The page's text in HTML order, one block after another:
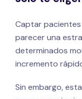
Captar
parecer una
determinados
incremento
Sin embargo,